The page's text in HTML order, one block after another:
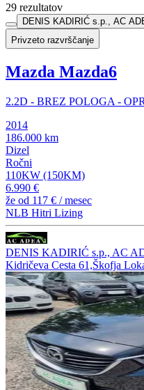
29 rezultatov
DENIS KADIRIĆ s.p., AC
Privzeto razvrščanje
Mazda Mazda6
2.2D - BREZ POLOGA -
2014
186.000 km
Dizel
Ročni
110KW (150KM)
6.990 €
že od 117 € / mesec
NLB Hitri Lizing
DENIS KADIRIĆ s.p., AC
Kidričeva Cesta 61,Škofja